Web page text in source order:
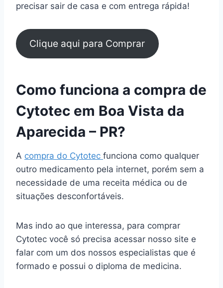
precisar sair de casa e com entrega rápida!
Clique aqui para Comprar
Como funciona a compra de
Cytotec em Boa Vista da
Aparecida – PR?
A compra do Cytotec funciona como qualquer
outro medicamento pela internet, porém sem a
necessidade de uma receita médica ou de
situações desconfortáveis.
Mas indo ao que interessa, para comprar
Cytotec você só precisa acessar nosso site e
falar com um dos nossos especialistas que é
formado e possui o diploma de medicina.